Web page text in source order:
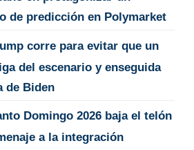
de predicción en Polymarket
corre para evitar que un
del escenario y enseguida
de Biden
Domingo 2026 baja el telón
a la integración